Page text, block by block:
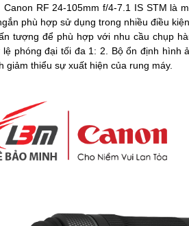
24-105mm f/4-7.1 IS STM là một
phù hợp sử dụng trong nhiều điều
tượng để phù hợp với nhu cầu chụp
lệ phóng đại tối đa 1: 2. Bộ ổn định hình
giảm thiểu sự xuất hiện của rung máy.